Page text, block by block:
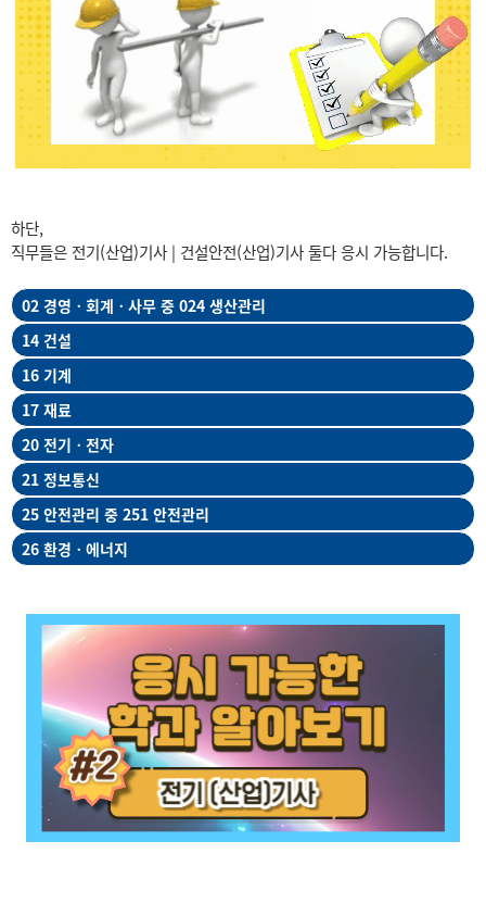
하단,
직무들은 전기(산업)기사 | 건설안전(산업)기사 둘다 응시 가능합니다.
02 경영ㆍ회계ㆍ사무 중 024 생산관리
14 건설
16 기계
17 재료
20 전기ㆍ전자
21 정보통신
25 안전관리 중 251 안전관리
26 환경ㆍ에너지